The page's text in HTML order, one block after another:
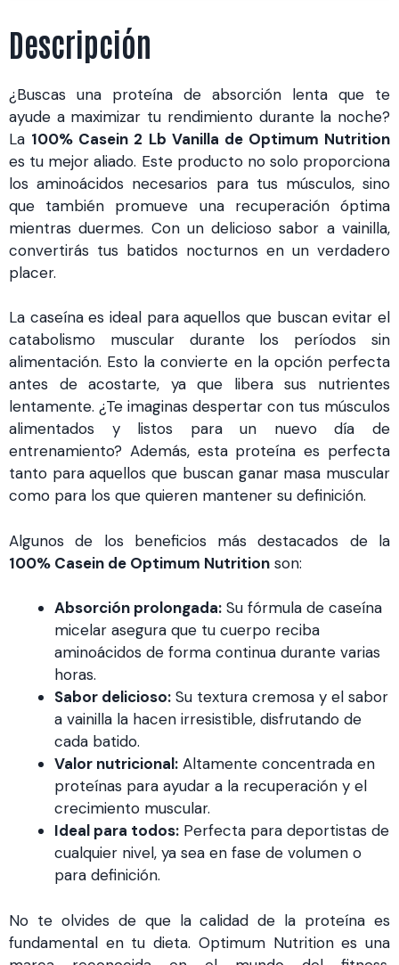
Descripción
¿Buscas una proteína de absorción lenta que te
ayude a maximizar tu rendimiento durante la noche?
La 100% Casein 2 Lb Vanilla de Optimum Nutrition
es tu mejor aliado. Este producto no solo proporciona
los aminoácidos necesarios para tus músculos, sino
que también promueve una recuperación óptima
mientras duermes. Con un delicioso sabor a vainilla,
convertirás tus batidos nocturnos en un verdadero
placer.
La caseína es ideal para aquellos que buscan evitar el
catabolismo muscular durante los períodos sin
alimentación. Esto la convierte en la opción perfecta
antes de acostarte, ya que libera sus nutrientes
lentamente. ¿Te imaginas despertar con tus músculos
alimentados y listos para un nuevo día de
entrenamiento? Además, esta proteína es perfecta
tanto para aquellos que buscan ganar masa muscular
como para los que quieren mantener su definición.
Algunos de los beneficios más destacados de la
100% Casein de Optimum Nutrition son:
Absorción prolongada: Su fórmula de caseína
micelar asegura que tu cuerpo reciba
aminoácidos de forma continua durante varias
horas.
Sabor delicioso: Su textura cremosa y el sabor
a vainilla la hacen irresistible, disfrutando de
cada batido.
Valor nutricional: Altamente concentrada en
proteínas para ayudar a la recuperación y el
crecimiento muscular.
Ideal para todos: Perfecta para deportistas de
cualquier nivel, ya sea en fase de volumen o
para definición.
No te olvides de que la calidad de la proteína es
fundamental en tu dieta. Optimum Nutrition es una